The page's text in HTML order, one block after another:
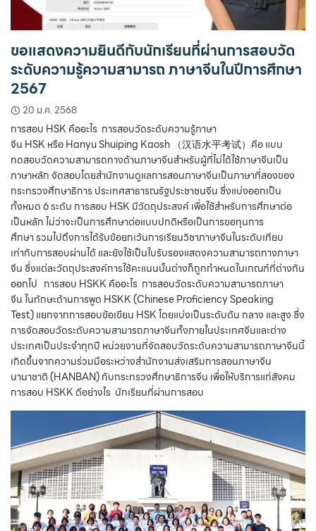
ขอแสดงความยินดีกับนักเรียนที่ผ่านการสอบวัด
ระดับความรู้ความสามารถ ภาษาจีนในปีการศึกษา
2567
20 ม.ค. 2568
การสอบ HSK คืออะไร การสอบวัดระดับความรู้ภาษา
จีน HSK หรือ Hanyu Shuiping Kaosh （汉语水平考试）คือ แบบ
ทดสอบวัดความสามารถทางด้านภาษาจีนสำหรับผู้ที่ไม่ได้ใช้ภาษาจีนเป็น
ภาษาหลัก จัดสอบโดยสำนักงานดูแลการสอนภาษาจีนเป็นภาษาที่สองของ
กระทรวงศึกษาธิการ ประเทศสาธารณรัฐประชาชนจีน ซึ่งแบ่งออกเป็น
ทั้งหมด 6 ระดับ การสอบ HSK มีวัตถุประสงค์ เพื่อใช้สำหรับการศึกษาต่อ
เป็นหลัก ไม่ว่าจะเป็นการศึกษาต่อแบบปกติหรือเป็นการขอทุนการ
ศึกษา รวมไปถึงการได้รับข้อยกเว้นการเรียนวิชาภาษาจีนในระดับเทียบ
เท่ากับการสอบผ่านได้ และยังใช้เป็นใบรับรองแสดงความสามารถทางภาษา
จีน ซึ่งแต่ละวัตถุประสงค์การใช้คะแนนนั้นต่างก็ถูกกำหนดในเกณฑ์ที่ต่างกัน
ออกไป การสอบ HSKK คืออะไร การสอบวัดระดับความสามารถภาษา
จีน ในทักษะด้านการพูด HSKK (Chinese Proficiency Speaking
Test) แยกจากการสอบข้อเขียน HSK โดยแบ่งเป็นระดับต้น กลาง และสูง ซึ่ง
การจัดสอบวัดระดับความสามารถภาษาจีนทั้งภายในประเทศจีนและต่าง
ประเทศเป็นประจำทุกปี หน่วยงานที่จัดสอบวัดระดับความสามารถภาษาจีนนี้
เกิดขึ้นจากความร่วมมือระหว่างสำนักงานส่งเสริมการสอนภาษาจีน
นานาชาติ (HANBAN) กับกระทรวงศึกษาธิการจีน เพื่อให้บริการแก่สังคม
การสอบ HSKK ดีอย่างไร นักเรียนที่ผ่านการสอบ